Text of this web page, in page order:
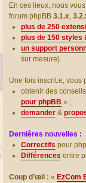
En ces lieux, nous
forum phpBB 3.1.x,
plus de 250
plus de 150 styles
un support
sur mesure).
Une fois inscrit.e, vous
obtenir des
pour phpBB » ;
demander &
Dernières nouvelles :
Correctifs pour
Différences entre
Coup d’œil : « EzCom